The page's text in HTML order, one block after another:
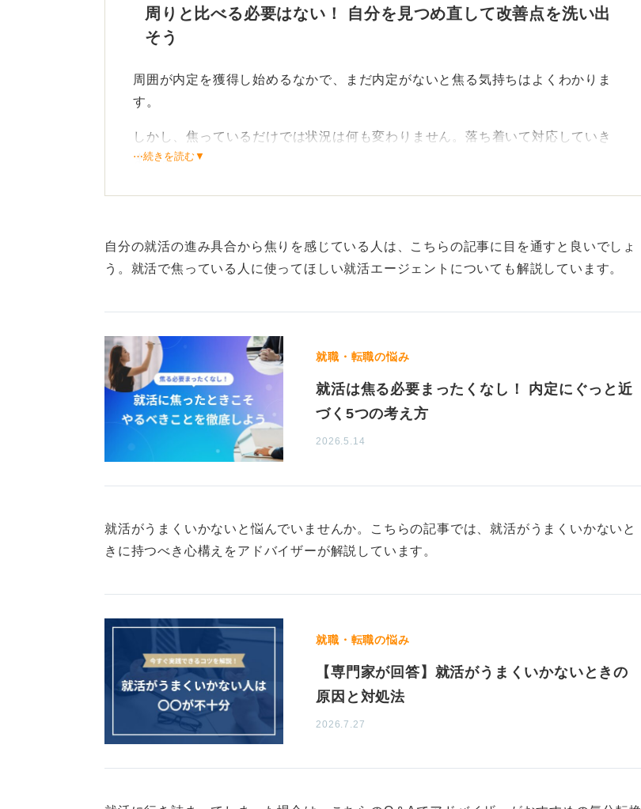
周りと比べる必要はない！ 自分を見つめ直して改善点を洗い出
そう
周囲が内定を獲得し始めるなかで、まだ内定がないと焦る気持ちはよくわかりま
す。
しかし、焦っているだけでは状況は何も変わりません。落ち着いて対応していき
ましょう。
書類選考で落ち続けたり、面接でうまくいかなかったりすると混乱してしまい、
そういう時は、一度立ちどまり、原点に立ち返ることが重要です。
これまで提出したESや志望動機、面接での受け答えなどを、もう一度丁寧に見
直してみてください。
その際、一人で振り返るのではなく、大学のキャリアセンターなどを活用して、
模擬面接をおこない、第三者の客観的な視点からフィードバックをもらうのがき
わめて有効です。
0
⋯続きを読む▼
自分の就活の進み具合から焦りを感じている人は、こちらの記事に目を通すと良いでしょ
う。就活で焦っている人に使ってほしい就活エージェントについても解説しています。
就職・転職の悩み
就活は焦る必要まったくなし！ 内定にぐっと近
づく5つの考え方
2026.5.14
就活がうまくいかないと悩んでいませんか。こちらの記事では、就活がうまくいかないと
きに持つべき心構えをアドバイザーが解説しています。
就職・転職の悩み
【専門家が回答】就活がうまくいかないときの
原因と対処法
2026.7.27